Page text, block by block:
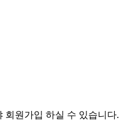
회원가입 하실 수 있습니다.